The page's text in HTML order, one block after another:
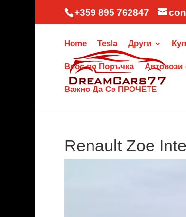
+359 895 762847
Home Tesla Други
Внос по Поръчка Автовози
Важно Да Се ПРОЧЕТЕ
Renault Zoe